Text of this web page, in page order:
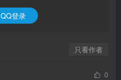
QQ登录
只看作者
0